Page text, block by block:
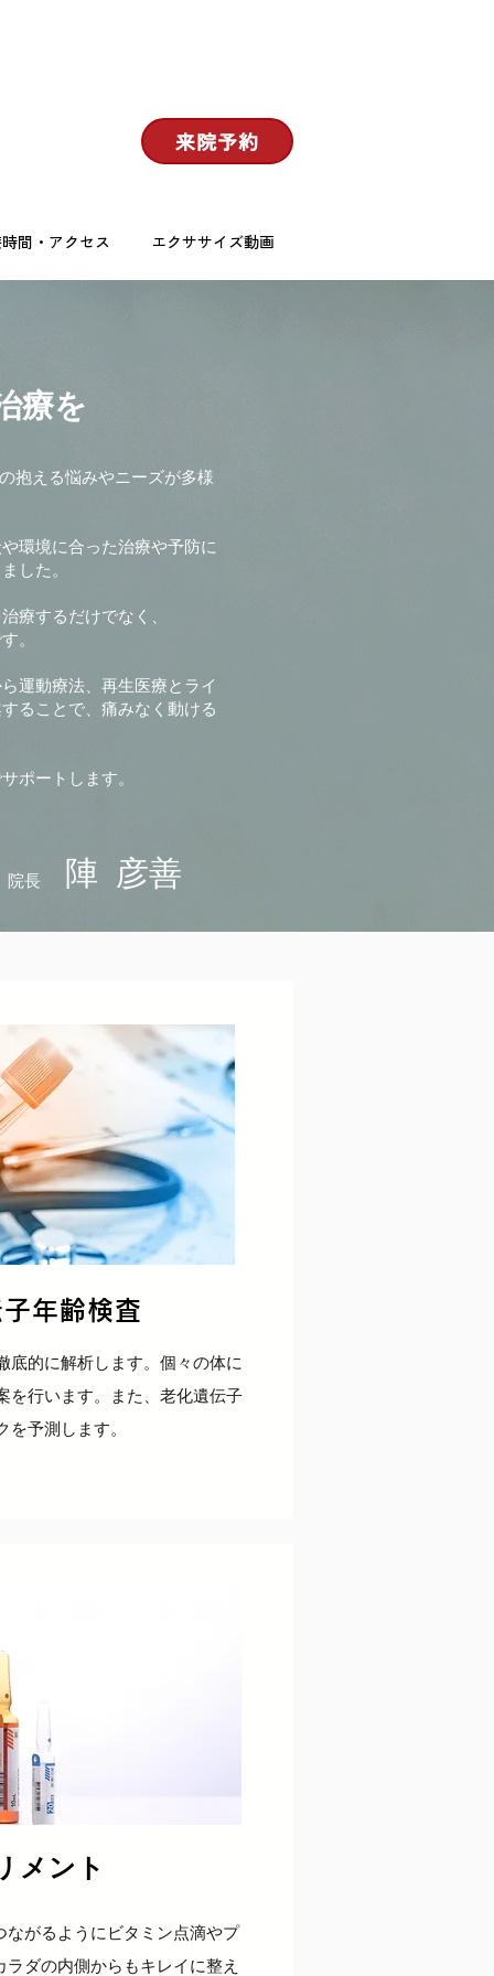
来院予約
間・アクセス エクササイズ動画
療を
抱える悩みやニーズが多様
環境に合った治療や予防に
した。
療するだけでなく、
。
運動療法、再生医療とライ
ることで、痛みなく動ける
ポートします。
院長 ​陣 彦善
年齢検査
底的に解析します。個々の体に
を行います。また、老化遺伝子
予測します。
メント
ながるようにビタミン点滴やプ
ダの内側からもキレイに整え